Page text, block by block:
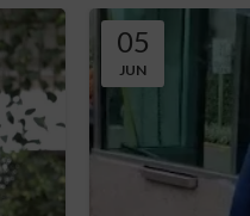
05
JUN